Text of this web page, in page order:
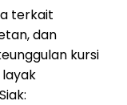
terkait
dan
kursi